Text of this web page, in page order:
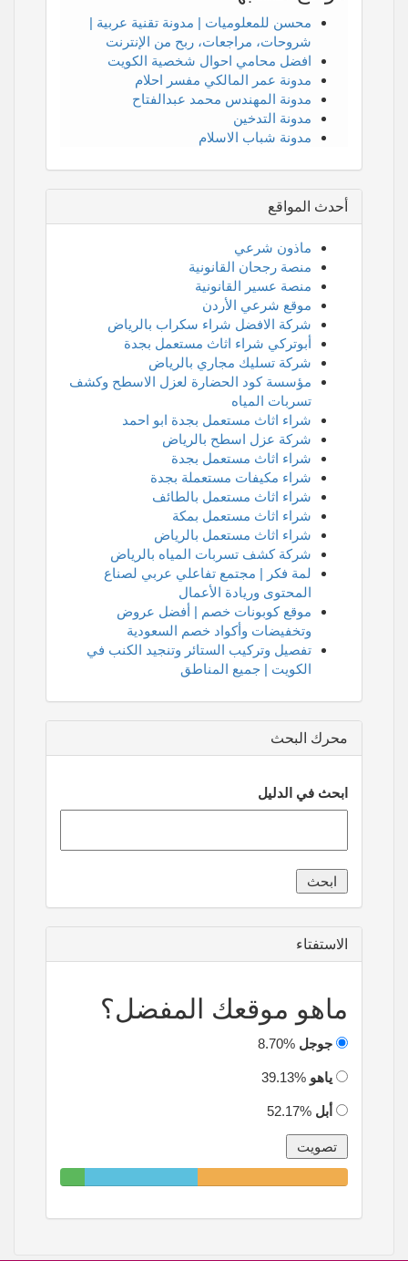
محسن للمعلوميات | مدونة تقنية عربية |
شروحات، مراجعات، ربح من الإنترنت
افضل محامي احوال شخصية الكويت
مدونة عمر المالكي مفسر احلام
مدونة المهندس محمد عبدالفتاح
مدونة التدخين
مدونة شباب الاسلام
أحدث المواقع
ماذون شرعي
منصة رجحان القانونية
منصة عسير القانونية
موقع شرعي الأردن
شركة الافضل شراء سكراب بالرياض
أبوتركي شراء اثاث مستعمل بجدة
شركة تسليك مجاري بالرياض
مؤسسة كود الحضارة لعزل الاسطح وكشف
تسربات المياه
شراء اثاث مستعمل بجدة ابو احمد
شركة عزل اسطح بالرياض
شراء اثاث مستعمل بجدة
شراء مكيفات مستعملة بجدة
شراء اثاث مستعمل بالطائف
شراء اثاث مستعمل بمكة
شراء اثاث مستعمل بالرياض
شركة كشف تسربات المياه بالرياض
لمة فكر | مجتمع تفاعلي عربي لصناع
المحتوى وريادة الأعمال
موقع كوبونات خصم | أفضل عروض
وتخفيضات وأكواد خصم السعودية
تفصيل وتركيب الستائر وتنجيد الكنب في
الكويت | جميع المناطق
محرك البحث
ابحث في الدليل
الاستفتاء
ماهو موقعك المفضل؟
جوجل
ياهو
أبل